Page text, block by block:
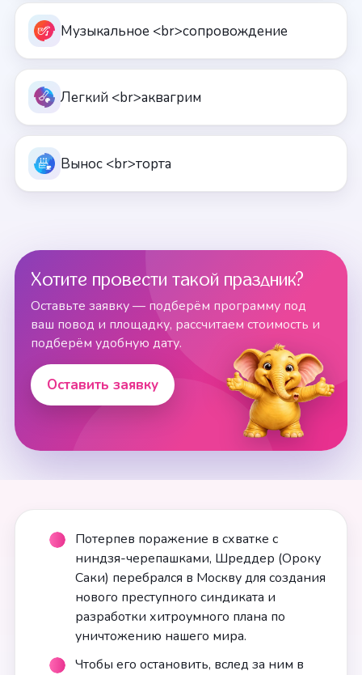
Музыкальное <br>сопровождение
Легкий <br>аквагрим
Вынос <br>торта
Хотите провести такой праздник?
Оставьте заявку — подберём программу под
ваш повод и площадку, рассчитаем стоимость и
подберём удобную дату.
Оставить заявку
Потерпев поражение в схватке с
ниндзя-черепашками, Шреддер (Ороку
Саки) перебрался в Москву для создания
нового преступного синдиката и
разработки хитроумного плана по
уничтожению нашего мира.
Чтобы его остановить, вслед за ним в